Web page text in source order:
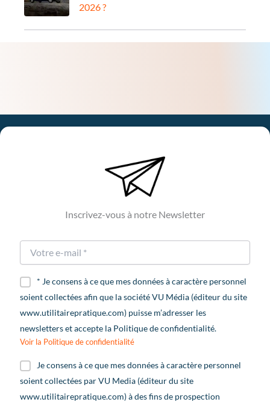
2026 ?
Inscrivez-vous à notre Newsletter
* Je consens à ce que mes données à caractère personnel
soient collectées afin que la société VU Média (éditeur du site
www.utilitairepratique.com) puisse m’adresser les
newsletters et accepte la Politique de confidentialité.
Voir la Politique de confidentialité
Je consens à ce que mes données à caractère personnel
soient collectées par VU Media (éditeur du site
www.utilitairepratique.com) à des fins de prospection